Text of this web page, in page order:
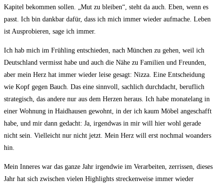
Kapitel bekommen sollen. „Mut zu bleiben“, steht da auch. Eben, wenn es
passt. Ich bin dankbar dafür, dass ich mich immer wieder aufmache. Leben
ist Ausprobieren, sage ich immer.
Ich hab mich im Frühling entschieden, nach München zu gehen, weil ich
Deutschland vermisst habe und auch die Nähe zu Familien und Freunden,
aber mein Herz hat immer wieder leise gesagt: Nizza. Eine Entscheidung
wie Kopf gegen Bauch. Das eine sinnvoll, sachlich durchdacht, beruflich
strategisch, das andere nur aus dem Herzen heraus. Ich habe monatelang in
einer Wohnung in Haidhausen gewohnt, in der ich kaum Möbel angeschafft
habe, und mir dann gedacht: Ja, irgendwas in mir will hier wohl gerade
nicht sein. Vielleicht nur nicht jetzt. Mein Herz will erst nochmal woanders
hin.
Mein Inneres war das ganze Jahr irgendwie im Verarbeiten, zerrissen, dieses
Jahr hat sich zwischen vielen Highlights streckenweise immer wieder